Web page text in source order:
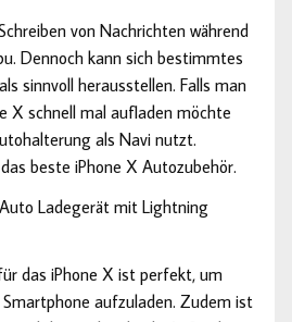
von Nachrichten während
Dennoch kann sich bestimmtes
sinnvoll herausstellen. Falls man
X schnell mal aufladen möchte
als Navi nutzt.
beste iPhone X Autozubehör.
Ladegerät mit Lightning
das iPhone X ist perfekt, um
aufzuladen. Zudem ist